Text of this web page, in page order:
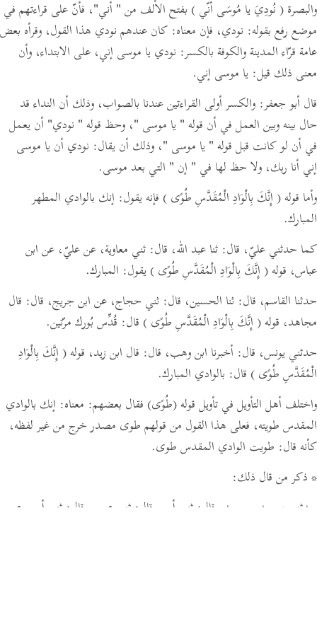
والبصرة ( نُودِيَ يا مُوسَى أنّي ) بفتح الألف من " أني"، فأنّ على قراءتهم في
موضع رفع بقوله: نودي، فإن معناه: كان عندهم نودي هذا القول، وقرأه بعض
عامة قرّاء المدينة والكوفة بالكسر: نودي يا موسى إني، على الابتداء، وأن
معنى ذلك قيل: يا موسى إني.
قال أبو جعفر: والكسر أولى القراءتين عندنا بالصواب، وذلك أن النداء قد
حال بينه وبين العمل في أن قوله " يا موسى "، وحظ قوله " نودي" أن يعمل
في أن لو كانت قبل قوله " يا موسى "، وذلك أن يقال: نودي أن يا موسى
إني أنا ربك، ولا حظ لها في " إن " التي بعد موسى.
وأما قوله( إِنَّكَ بِالْوَادِ الْمُقَدَّسِ طُوًى ) فإنه يقول: إنك بالوادي المطهر
المبارك.
كما حدثني عليّ، قال: ثنا عبد الله، قال: ثني معاوية، عن عليّ، عن ابن
عباس، قوله( إِنَّكَ بِالْوَادِ الْمُقَدَّسِ طُوًى ) يقول: المبارك.
حدثنا القاسم، قال: ثنا الحسين، قال: ثني حجاج، عن ابن جريج، قال: قال
مجاهد، قوله( إِنَّكَ بِالْوَادِ الْمُقَدَّسِ طُوًى ) قال: قُدِّس بُورك مرّتين.
حدثني يونس، قال: أخبرنا ابن وهب، قال: قال ابن زيد، قوله( إِنَّكَ بِالْوَادِ
الْمُقَدَّسِ طُوًى ) قال: بالوادي المبارك.
واختلف أهل التأويل في تأويل قوله(طُوًى) فقال بعضهم: معناه: إنك بالوادي
المقدس طويته، فعلى هذا القول من قولهم طوى مصدر خرج من غير لفظه،
كأنه قال: طويت الوادي المقدس طوى.
* ذكر من قال ذلك:
حدثني محمد بن سعد، قال: ثني أبي، قال: ثني عمي، قال: ثني أبي، عن